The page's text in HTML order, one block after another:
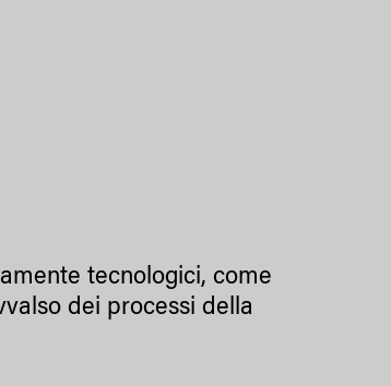
tecnologici, come
dei processi della